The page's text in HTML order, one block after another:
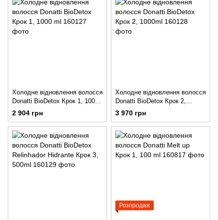
Холодне відновлення волосся
Donatti BioDetox Крок 1, 1000
ml
2 904 грн
Холодне відновлення волосся
Donatti BioDetox Крок 2,
1000ml
3 970 грн
Розпродаж